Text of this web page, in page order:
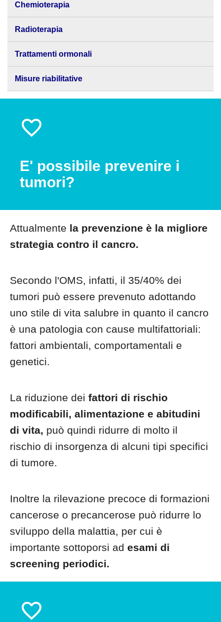
Chemioterapia
Radioterapia
Trattamenti ormonali
Misure riabilitative
E' possibile prevenire i
tumori?
Attualmente la prevenzione è la migliore
strategia contro il cancro.
Secondo l'OMS, infatti, il 35/40% dei
tumori può essere prevenuto adottando
uno stile di vita salubre in quanto il cancro
è una patologia con cause multifattoriali:
fattori ambientali, comportamentali e
genetici.
La riduzione dei fattori di rischio
modificabili, alimentazione e abitudini
di vita, può quindi ridurre di molto il
rischio di insorgenza di alcuni tipi specifici
di tumore.
Inoltre la rilevazione precoce di formazioni
cancerose o precancerose può ridurre lo
sviluppo della malattia, per cui è
importante sottoporsi ad esami di
screening periodici.